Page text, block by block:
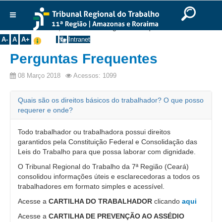
Ir para o rodapé
English
Português Español
A- A A+ Intranet
Institucional
Histórico
Presidência
Composição
Seções Especializadas
Turmas
Varas do Trabalho
Juízes Manaus
Você está aqui:Início >> Perguntas Frequentes
Perguntas Frequentes
08 Março 2018 Acessos: 1099
Quais são os direitos básicos do trabalhador? O que posso
requerer e onde?
Todo trabalhador ou trabalhadora possui direitos
garantidos pela Constituição Federal e Consolidação das
Leis do Trabalho para que possa laborar com dignidade.
O Tribunal Regional do Trabalho da 7ª Região (Ceará)
consolidou informações úteis e esclarecedoras a todos os
trabalhadores em formato simples e acessível.
Acesse a CARTILHA DO TRABALHADOR clicando aqui
Acesse a CARTILHA DE PREVENÇÃO AO ASSÉDIO